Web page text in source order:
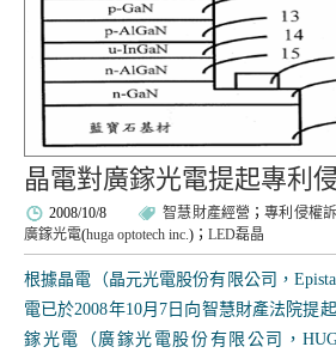
晶電對廣鎵光電提起專利
2008/10/8 智慧財產經營 ；專利侵權
廣鎵光電(huga optotech inc.)； LED磊晶
根據晶電（晶元光電股份有限公司，
電已於2008年10月7日向智慧財產法院提
鎵光電（廣鎵光電股份有限公司，